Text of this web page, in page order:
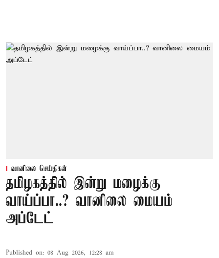
வானிலை செய்திகள்
தமிழகத்தில் இன்று மழைக்கு
வாய்ப்பா..? வானிலை மையம்
அப்டேட்
Published on: 08 Aug 2026, 12:28 am